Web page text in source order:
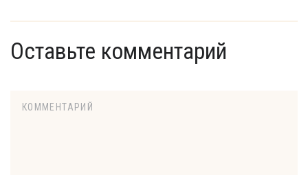
Оставьте комментарий